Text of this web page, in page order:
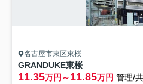
名古屋市東区東桜
GRANDUKE東桜
11.35万円～11.85万円 管理/